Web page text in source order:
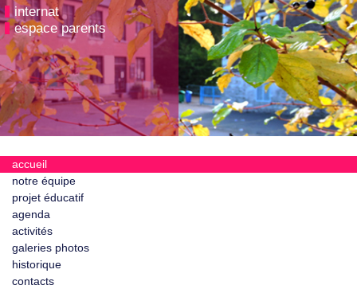
internat
espace parents
accueil
notre équipe
projet éducatif
agenda
activités
galeries photos
historique
contacts